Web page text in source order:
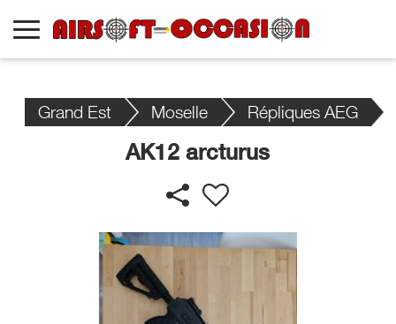
Grand Est Moselle Répliques AEG
AK12 arcturus